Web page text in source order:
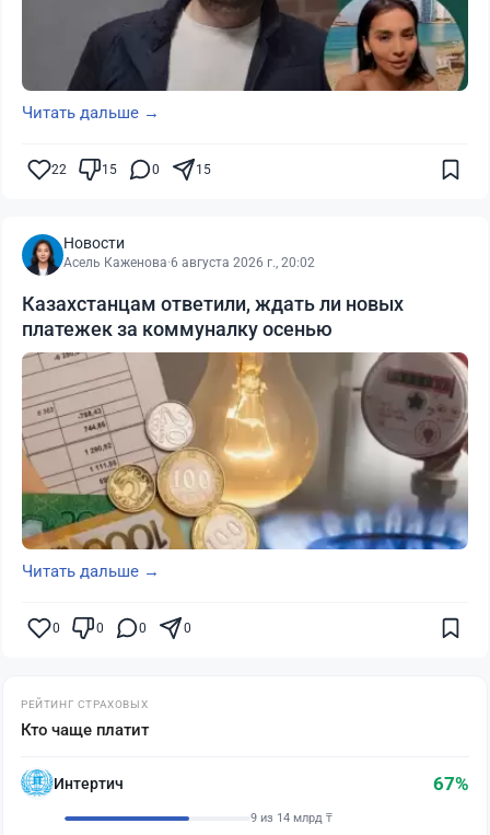
Читать дальше →
22 15 0 15
Новости
Асель Каженова·6 августа 2026 г., 20:02
Казахстанцам ответили, ждать ли новых
платежек за коммуналку осенью
Читать дальше →
0 0 0 0
РЕЙТИНГ СТРАХОВЫХ
Кто чаще платит
Интертич 67%
9 из 14 млрд ₸